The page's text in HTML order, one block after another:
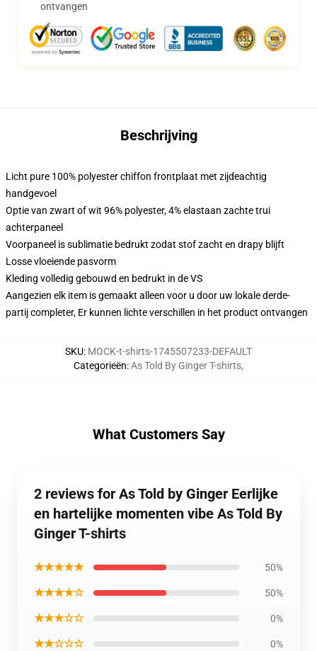
ontvangen
Beschrijving
Licht pure 100% polyester chiffon frontplaat met zijdeachtig
handgevoel
Optie van zwart of wit 96% polyester, 4% elastaan zachte trui
achterpaneel
Voorpaneel is sublimatie bedrukt zodat stof zacht en drapy blijft
Losse vloeiende pasvorm
Kleding volledig gebouwd en bedrukt in de VS
Aangezien elk item is gemaakt alleen voor u door uw lokale derde-
partij completer, Er kunnen lichte verschillen in het product ontvangen
SKU: MOCK-t-shirts-1745507233-DEFAULT
Categorieën:As Told By Ginger T-shirts,
What Customers Say
2 reviews for As Told by Ginger Eerlijke
en hartelijke momenten vibe As Told By
Ginger T-shirts
★★★★★ 50%
★★★★☆ 50%
★★★☆☆ 0%
★★☆☆☆ 0%